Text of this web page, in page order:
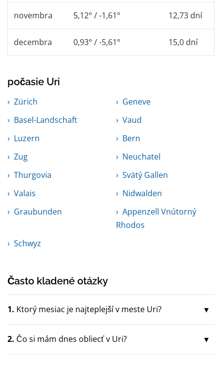
novembra 5,12° / -1,61° 12,73 dní
decembra 0,93° / -5,61° 15,0 dní
počasie Uri
Zürich
Geneve
Basel-Landschaft
Vaud
Luzern
Bern
Zug
Neuchatel
Thurgovia
Svätý Gallen
Valais
Nidwalden
Graubunden
Appenzell Vnútorný
Rhodos
Schwyz
Často kladené otázky
1. Ktorý mesiac je najteplejší v meste Uri?
2. Čo si mám dnes obliecť v Uri?